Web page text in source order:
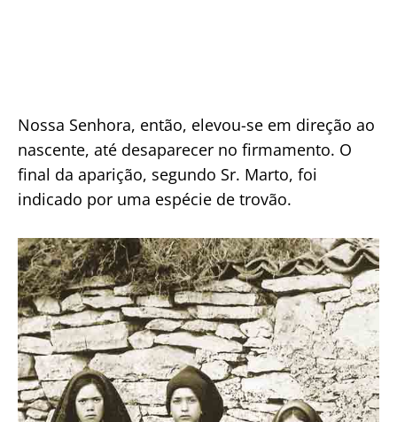
Nossa Senhora, então, elevou-se em direção ao
nascente, até desaparecer no firmamento. O
final da aparição, segundo Sr. Marto, foi
indicado por uma espécie de trovão.